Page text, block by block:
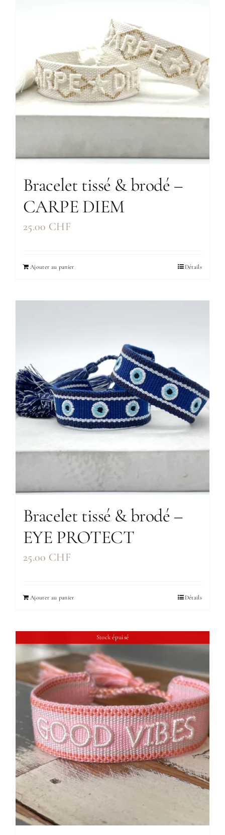
Bracelet tissé & brodé –
CARPE DIEM
25.00 CHF
Ajouter au panier Détails
Bracelet tissé & brodé –
EYE PROTECT
25.00 CHF
Ajouter au panier Détails
Stock épuisé